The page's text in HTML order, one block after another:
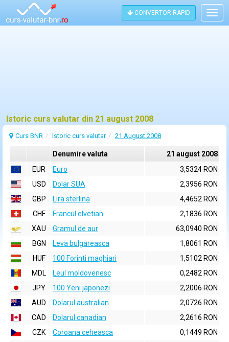
CONVERTOR RAPID
Istoric curs valutar din 21 august 2008
Curs BNR Istoric curs valutar 21 August 2008
Denumire valuta
21 august 2008
EUR
Euro
3,5324 RON
USD
Dolar SUA
2,3956 RON
GBP
Lira sterlina
4,4652 RON
CHF
Francul elvetian
2,1836 RON
XAU
Gramul de aur
63,0940 RON
BGN
Leva bulgareasca
1,8061 RON
HUF
100 Forinti maghiari
1,5102 RON
MDL
Leul moldovenesc
0,2482 RON
JPY
100 Yeni japonezi
2,2006 RON
AUD
Dolarul australian
2,0726 RON
CAD
Dolarul canadian
2,2616 RON
CZK
Coroana ceheasca
0,1449 RON